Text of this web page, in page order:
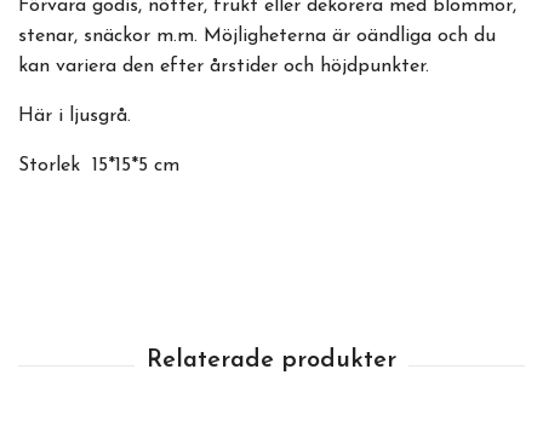
Förvara godis, nötter, frukt eller dekorera med blommor,
stenar, snäckor m.m. Möjligheterna är oändliga och du
kan variera den efter årstider och höjdpunkter.
Här i ljusgrå.
Storlek 15*15*5 cm